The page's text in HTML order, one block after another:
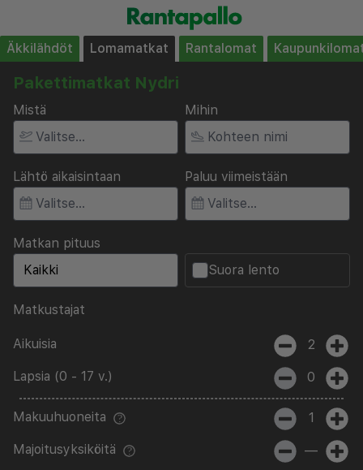
Äkkilähdöt Lomamatkat Rantalomat
Pakettimatkat Nydri
Mistä Mihin
Lähtö aikaisintaan Paluu viimeistään
Matkan pituus
Suora lento
Matkustajat
Aikuisia 2
Lapsia (0 - 17 v.) 0
Makuuhuoneita 1
Majoitusyksiköitä —